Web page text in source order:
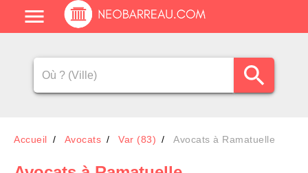
Accueil Avocats Var (83) Avocats à Ramatuelle